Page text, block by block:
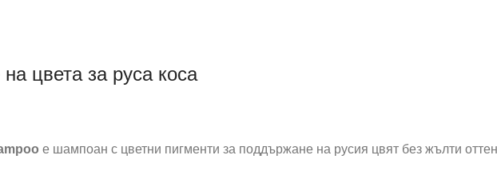
цвета за руса коса
e шампоан с цветни пигменти за поддържане на русия цвят без жълти